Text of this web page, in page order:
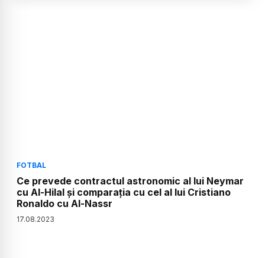
FOTBAL
Ce prevede contractul astronomic al lui Neymar
cu Al-Hilal și comparația cu cel al lui Cristiano
Ronaldo cu Al-Nassr
17.08.2023